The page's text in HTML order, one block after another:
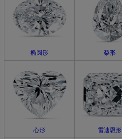
椭圆形 梨形
心形 雷迪恩形